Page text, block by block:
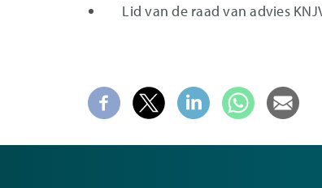
Lid van de raad van advies